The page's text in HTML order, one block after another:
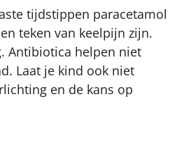
tijdstippen paracetamol
teken van keelpijn zijn.
Antibiotica helpen niet
Laat je kind ook niet
en de kans op